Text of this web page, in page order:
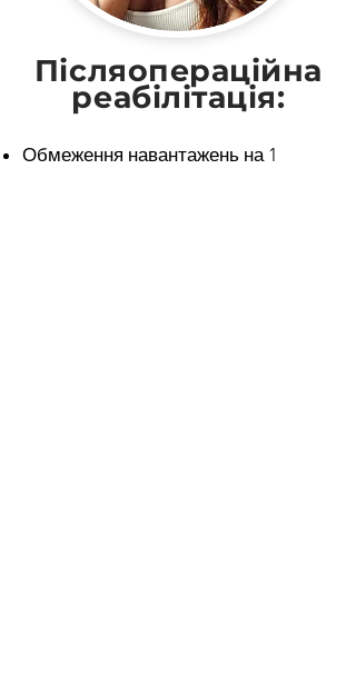
Післяопераційна
реабілітація:
Обмеження навантажень на 1